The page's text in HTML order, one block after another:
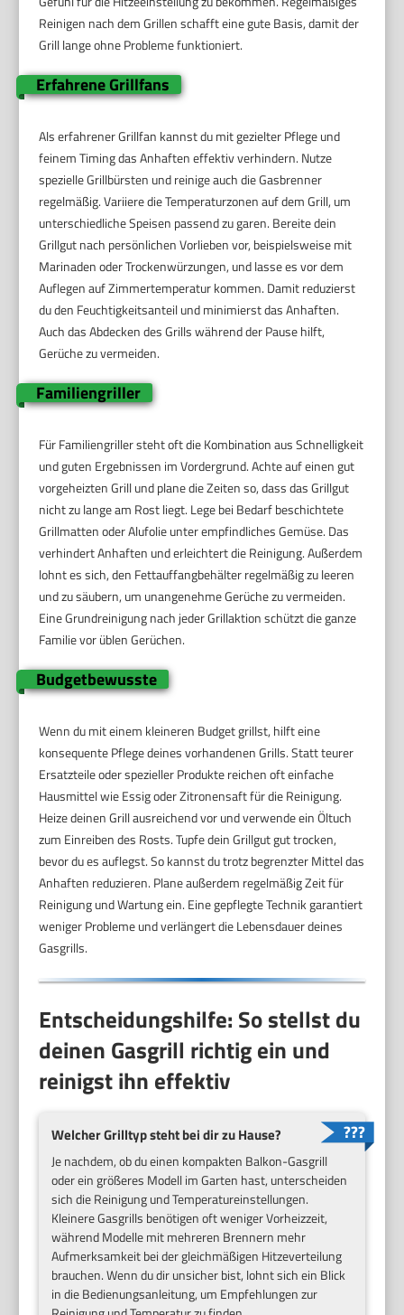
Reinigen nach dem Grillen schafft eine gute Basis, damit der
Grill lange ohne Probleme funktioniert.
Erfahrene Grillfans
Als erfahrener Grillfan kannst du mit gezielter Pflege und
feinem Timing das Anhaften effektiv verhindern. Nutze
spezielle Grillbürsten und reinige auch die Gasbrenner
regelmäßig. Variiere die Temperaturzonen auf dem Grill, um
unterschiedliche Speisen passend zu garen. Bereite dein
Grillgut nach persönlichen Vorlieben vor, beispielsweise mit
Marinaden oder Trockenwürzungen, und lasse es vor dem
Auflegen auf Zimmertemperatur kommen. Damit reduzierst
du den Feuchtigkeitsanteil und minimierst das Anhaften.
Auch das Abdecken des Grills während der Pause hilft,
Gerüche zu vermeiden.
Familiengriller
Für Familiengriller steht oft die Kombination aus Schnelligkeit
und guten Ergebnissen im Vordergrund. Achte auf einen gut
vorgeheizten Grill und plane die Zeiten so, dass das Grillgut
nicht zu lange am Rost liegt. Lege bei Bedarf beschichtete
Grillmatten oder Alufolie unter empfindliches Gemüse. Das
verhindert Anhaften und erleichtert die Reinigung. Außerdem
lohnt es sich, den Fettauffangbehälter regelmäßig zu leeren
und zu säubern, um unangenehme Gerüche zu vermeiden.
Eine Grundreinigung nach jeder Grillaktion schützt die ganze
Familie vor üblen Gerüchen.
Budgetbewusste
Wenn du mit einem kleineren Budget grillst, hilft eine
konsequente Pflege deines vorhandenen Grills. Statt teurer
Ersatzteile oder spezieller Produkte reichen oft einfache
Hausmittel wie Essig oder Zitronensaft für die Reinigung.
Heize deinen Grill ausreichend vor und verwende ein Öltuch
zum Einreiben des Rosts. Tupfe dein Grillgut gut trocken,
bevor du es auflegst. So kannst du trotz begrenzter Mittel das
Anhaften reduzieren. Plane außerdem regelmäßig Zeit für
Reinigung und Wartung ein. Eine gepflegte Technik garantiert
weniger Probleme und verlängert die Lebensdauer deines
Gasgrills.
Entscheidungshilfe: So stellst du
deinen Gasgrill richtig ein und
reinigst ihn effektiv
Welcher Grilltyp steht bei dir zu Hause?
Je nachdem, ob du einen kompakten Balkon-Gasgrill
oder ein größeres Modell im Garten hast, unterscheiden
sich die Reinigung und Temperatureinstellungen.
Kleinere Gasgrills benötigen oft weniger Vorheizzeit,
während Modelle mit mehreren Brennern mehr
Aufmerksamkeit bei der gleichmäßigen Hitzeverteilung
brauchen. Wenn du dir unsicher bist, lohnt sich ein Blick
in die Bedienungsanleitung, um Empfehlungen zur